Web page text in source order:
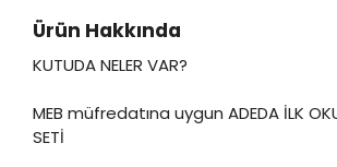
Ürün Hakkında
KUTUDA NELER VAR?
MEB müfredatına uygun ADEDA İLK
SETİ